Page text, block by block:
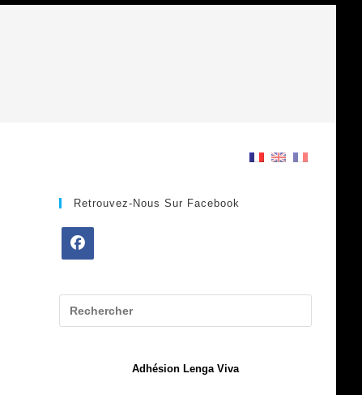
Retrouvez-Nous Sur Facebook
un
nouvel
Adhésion Lenga Viva